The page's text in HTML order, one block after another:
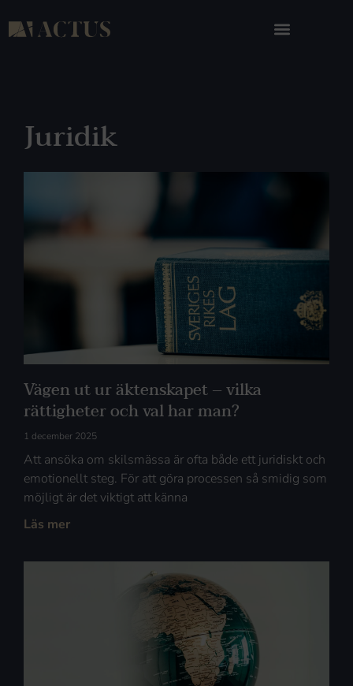
Juridik
Vägen ut ur äktenskapet – vilka
rättigheter och val har man?
1 december 2025
Att ansöka om skilsmässa är ofta både ett juridiskt och
emotionellt steg. För att göra processen så smidig som
möjligt är det viktigt att känna
Läs mer